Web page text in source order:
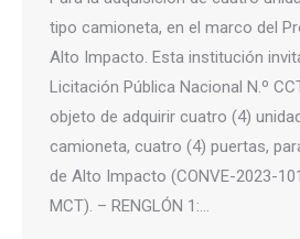
tipo camioneta, en el marco del
Alto Impacto. Esta institución
Licitación Pública Nacional N.º
objeto de adquirir cuatro (4)
camioneta, cuatro (4) puertas,
de Alto Impacto (CONVE-2023-
MCT). – RENGLÓN 1:…